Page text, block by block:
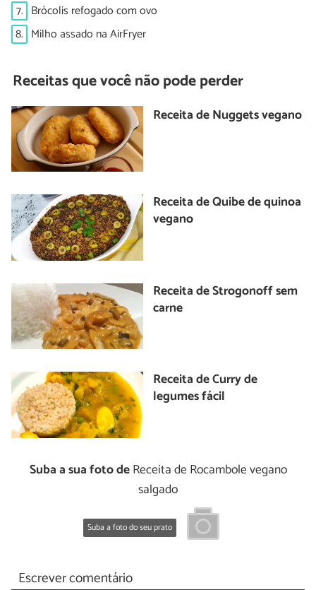
7. Brócolis refogado com ovo
8. Milho assado na AirFryer
Receitas que você não pode perder
Receita de Nuggets vegano
Receita de Quibe de quinoa
vegano
Receita de Strogonoff sem
carne
Receita de Curry de
legumes fácil
Suba a sua foto deReceita de Rocambole vegano
salgado
Suba a foto do seu prato
Escrever comentário